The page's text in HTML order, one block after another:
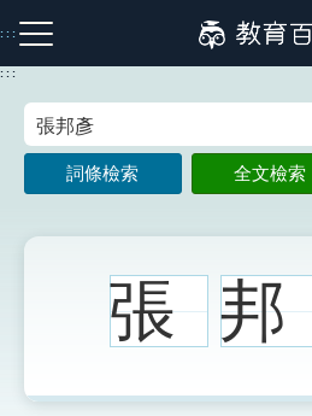
到
主
:::
注音索引圖示 筆畫索引圖示
:::
詞條檢索 全文檢索
張 邦